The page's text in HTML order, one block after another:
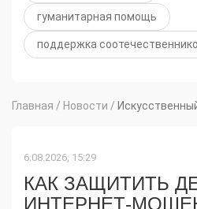
гуманитарная помощь
поддержка
Главная / Новости /
6.08.2026, 15:29
КАК ЗАЩИТИТЬ
ИНТЕРНЕТ-